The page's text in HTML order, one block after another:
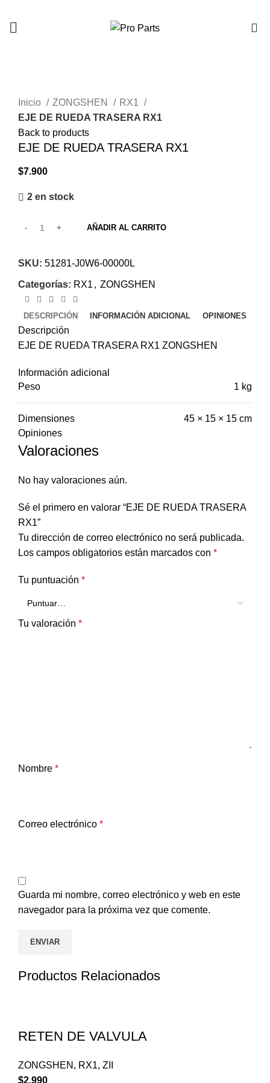
Inicio
ZONGSHEN
RX1
EJE DE RUEDA TRASERA RX1
Back to products
EJE DE RUEDA TRASERA RX1
$7.900
2 en stock
AÑADIR AL CARRITO
SKU: 51281-J0W6-00000L
Categorías: RX1 , ZONGSHEN
DESCRIPCIÓN INFORMACIÓN ADICIONAL OPINIONES
Descripción
EJE DE RUEDA TRASERA RX1 ZONGSHEN
Información adicional
Peso
1 kg
Dimensiones
45 × 15 × 15 cm
Opiniones
Valoraciones
No hay valoraciones aún.
Sé el primero en valorar “EJE DE RUEDA TRASERA
RX1”
Tu dirección de correo electrónico no será publicada.
Los campos obligatorios están marcados con *
Tu puntuación *
Tu valoración *
Nombre *
Correo electrónico *
Guarda mi nombre, correo electrónico y web en este
navegador para la próxima vez que comente.
Productos Relacionados
RETEN DE VALVULA
ZONGSHEN , RX1, ZII
$2.990